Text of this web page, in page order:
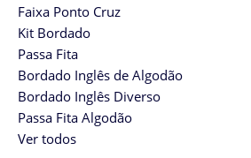
Faixa Ponto Cruz
Kit Bordado
Passa Fita
Bordado Inglês de Algodão
Bordado Inglês Diverso
Passa Fita Algodão
Ver todos